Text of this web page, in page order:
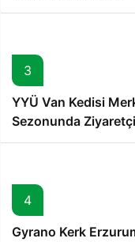
Memişoğlu’nun
3
YYÜ Van Kedisi
Sezonunda
Vurgusu
4
Gyrano Kerk